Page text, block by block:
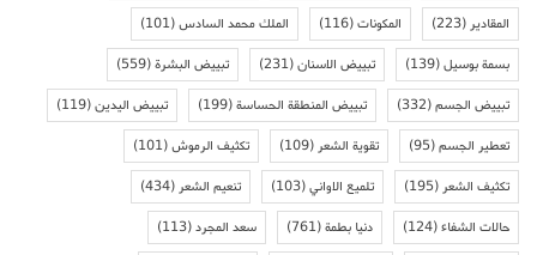
المقادير(223) المكونات(116) الملك محمد السادس(101)
بسمة بوسيل(139) تبييض الاسنان(231) تبييض البشرة(559)
تبييض الجسم(332) تبييض المنطقة الحساسة(199) تبييض اليدين(119)
تعطير الجسم(95) تقوية الشعر(109) تكثيف الرموش(101)
تكثيف الشعر(195) تلميع الاواني(103) تنعيم الشعر(434)
حالات الشفاء(124) دنيا بطمة(761) سعد المجرد(113)